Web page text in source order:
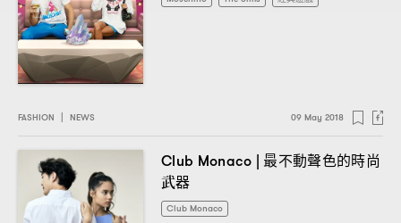
FASHION NEWS 09 May 2018
Club Monaco | 最不動聲色的時尚
武器
Club Monaco